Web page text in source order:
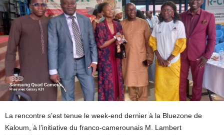
La rencontre s’est tenue le week-end dernier à la Bluezone de
Kaloum, à l’initiative du franco-camerounais M. Lambert